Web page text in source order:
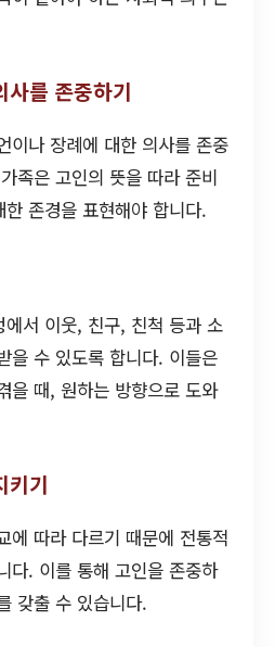
사를 존중하기
이나 장례에 대한 의사를 존중
족은 고인의 뜻을 따라 준비
존경을 표현해야 합니다.
에서 이웃, 친구, 친척 등과 소
을 수 있도록 합니다. 이들은
을 때, 원하는 방향으로 도와
키기
에 따라 다르기 때문에 전통적
다. 이를 통해 고인을 존중하
갖출 수 있습니다.